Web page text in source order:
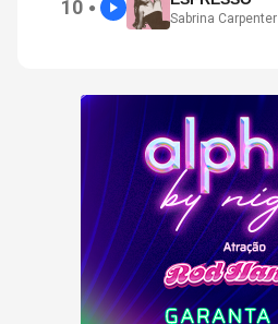
10 ●
Sabrina Carpenter